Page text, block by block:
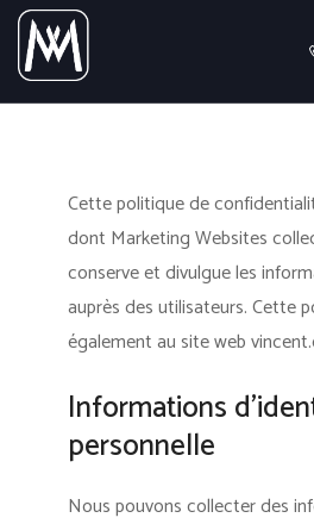
Cette politique de
dont Marketing Websites
conserve et divulgue les
auprès des utilisateurs.Cette
également au site web
Informations
personnelle
Nous pouvons collecter des